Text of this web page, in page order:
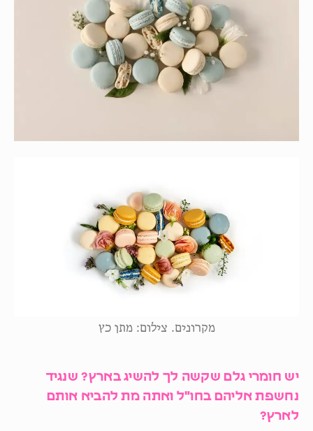
מקרונים. צילום: מתן כץ
יש חומרי גלם שקשה לך להשיג בארץ? שנגיד
נחשפת אליהם בחו"ל ואתה מת להביא אותם
לארץ?